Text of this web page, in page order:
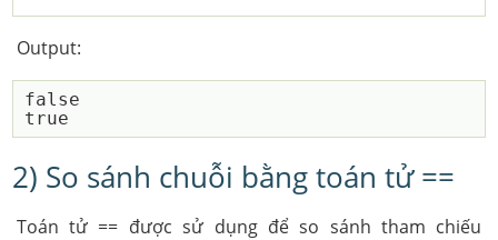
Output:
false
2) So sánh chuỗi bằng toán tử ==
Toán tử == được sử dụng để so sánh tham chiếu